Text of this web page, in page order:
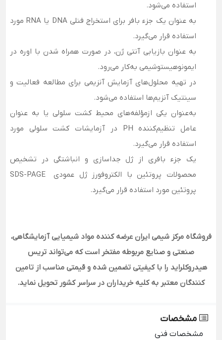
استفاده می‌شود.
به عنوان یک جزء بافر برای استخراج فنلی DNA یا RNA مورد
استفاده قرار می‌گیرد.
به عنوان بازیابی آنتی ژن، در صورت همراه شدن با اوره در
ایمونوهیستوشیمی به‌کار می‌رود.
در تهیه محلول‌های آزمایش آنزیمی برای مطالعه فعالیت و
سینتیک آنزیم‌ها استفاده می‌شود.
به‌عنوان یکی ازمؤلفه‌های محیط کشت سلولی یا به عنوان
عامل تنظیم‌کننده PH در آزمایشات کشت سلولی مورد
استفاده قرار می‌گیرد.
یک جزء بافری از ژل جداسازی و انباشتگی در تشخیص
محصولات پروتئین با الکتروفورز ژل عمودی SDS-PAGE
پروتئین مورد استفاده قرار می‌گیرد.
فروشگاه مرکز شیمی ایران عرضه کننده مواد شیمیایی آزمایشگاهی،
صنعتی و صنایع مربوطه مفتخر است که می‌تواند تریس
هیدروکلراید را با کیفیتی تضمین شده و قیمتی مناسب از تامین
کنندگان معتبر به کلیه خریداران در سراسر کشور تحویل نماید.
مشخصات
مشخصات فنی